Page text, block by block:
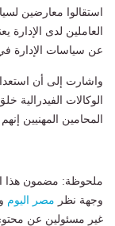
استقالوا معارضين
العاملين لدى
عن سياسات الإدارة
واشارت إلى أن
الوكالات الفيدرالية
المحامين المهنيين
ملحوظة: مضمون هذا
وجهة نظر مصر اليوم
غير مسئولين عن